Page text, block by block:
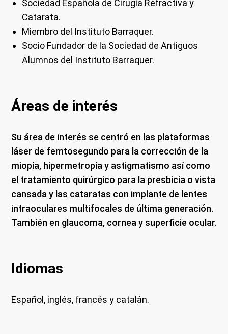
Sociedad Española de Cirugía Refractiva y
Catarata.
Miembro del Instituto Barraquer.
Socio Fundador de la Sociedad de Antiguos
Alumnos del Instituto Barraquer.
Áreas de interés
Su área de interés se centró en las plataformas
láser de femtosegundo para la corrección de la
miopía, hipermetropía y astigmatismo así como
el tratamiento quirúrgico para la presbicia o vista
cansada y las cataratas con implante de lentes
intraoculares multifocales de última generación.
También en glaucoma, cornea y superficie ocular.
Idiomas
Español, inglés, francés y catalán.